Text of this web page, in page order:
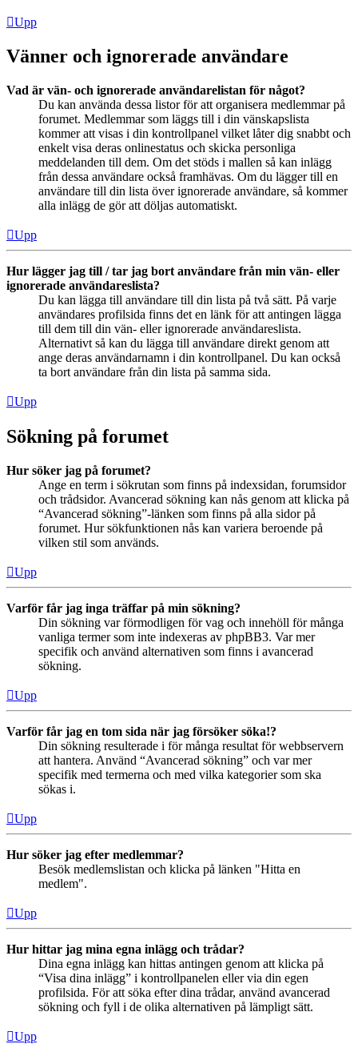
Upp
Vänner och ignorerade användare
Vad är vän- och ignorerade användarelistan för något?
Du kan använda dessa listor för att organisera medlemmar på
forumet. Medlemmar som läggs till i din vänskapslista
kommer att visas i din kontrollpanel vilket låter dig snabbt och
enkelt visa deras onlinestatus och skicka personliga
meddelanden till dem. Om det stöds i mallen så kan inlägg
från dessa användare också framhävas. Om du lägger till en
användare till din lista över ignorerade användare, så kommer
alla inlägg de gör att döljas automatiskt.
Upp
Hur lägger jag till / tar jag bort användare från min vän- eller
ignorerade användareslista?
Du kan lägga till användare till din lista på två sätt. På varje
användares profilsida finns det en länk för att antingen lägga
till dem till din vän- eller ignorerade användareslista.
Alternativt så kan du lägga till användare direkt genom att
ange deras användarnamn i din kontrollpanel. Du kan också
ta bort användare från din lista på samma sida.
Upp
Sökning på forumet
Hur söker jag på forumet?
Ange en term i sökrutan som finns på indexsidan, forumsidor
och trådsidor. Avancerad sökning kan nås genom att klicka på
“Avancerad sökning”-länken som finns på alla sidor på
forumet. Hur sökfunktionen nås kan variera beroende på
vilken stil som används.
Upp
Varför får jag inga träffar på min sökning?
Din sökning var förmodligen för vag och innehöll för många
vanliga termer som inte indexeras av phpBB3. Var mer
specifik och använd alternativen som finns i avancerad
sökning.
Upp
Varför får jag en tom sida när jag försöker söka!?
Din sökning resulterade i för många resultat för webbservern
att hantera. Använd “Avancerad sökning” och var mer
specifik med termerna och med vilka kategorier som ska
sökas i.
Upp
Hur söker jag efter medlemmar?
Besök medlemslistan och klicka på länken "Hitta en
medlem".
Upp
Hur hittar jag mina egna inlägg och trådar?
Dina egna inlägg kan hittas antingen genom att klicka på
“Visa dina inlägg” i kontrollpanelen eller via din egen
profilsida. För att söka efter dina trådar, använd avancerad
sökning och fyll i de olika alternativen på lämpligt sätt.
Upp